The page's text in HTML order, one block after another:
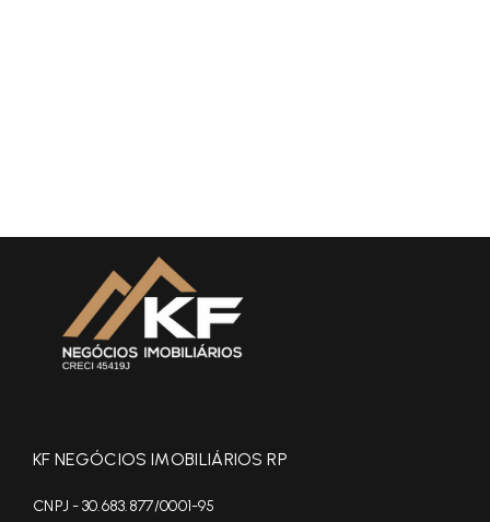
KF NEGÓCIOS IMOBILIÁRIOS RP
CNPJ - 30.683.877/0001-95